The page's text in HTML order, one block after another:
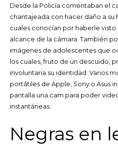
Desde la Policía comentaban el
chantajeada con hacer daño a su
cuales conocían por haberle visto
alcance de la cámara. También
imágenes de adolescentes que
los cuales, fruto de un descuido,
involuntaria su identidad. Varios
portátiles de Apple, Sony o Asus
pantalla una cam para poder
instantáneas.
Negras en